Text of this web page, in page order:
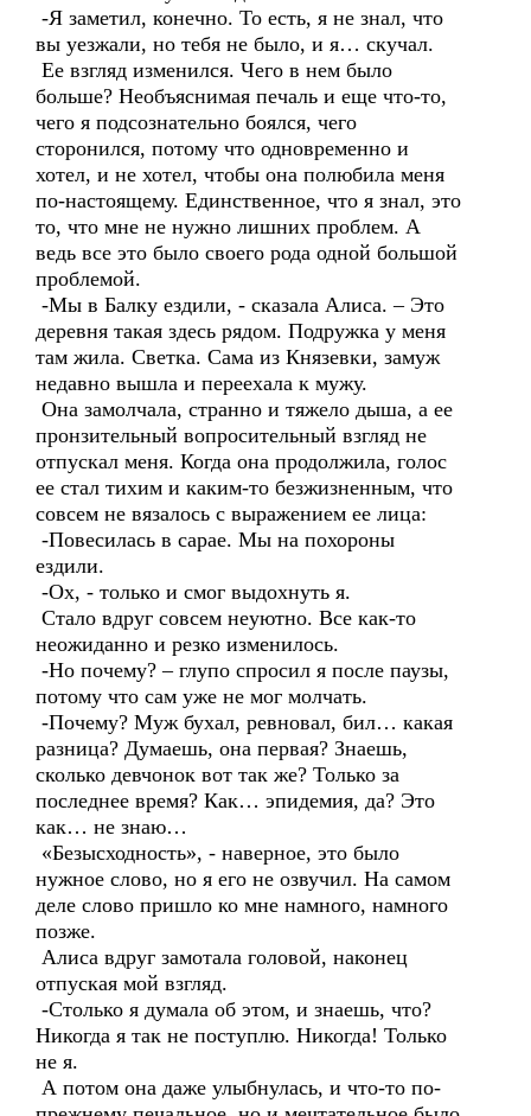
-Я заметил, конечно. То есть, я не знал, что
вы уезжали, но тебя не было, и я… скучал.
Ее взгляд изменился. Чего в нем было
больше? Необъяснимая печаль и еще что-то,
чего я подсознательно боялся, чего
сторонился, потому что одновременно и
хотел, и не хотел, чтобы она полюбила меня
по-настоящему. Единственное, что я знал, это
то, что мне не нужно лишних проблем. А
ведь все это было своего рода одной большой
проблемой.
-Мы в Балку ездили, - сказала Алиса. – Это
деревня такая здесь рядом. Подружка у меня
там жила. Светка. Сама из Князевки, замуж
недавно вышла и переехала к мужу.
Она замолчала, странно и тяжело дыша, а ее
пронзительный вопросительный взгляд не
отпускал меня. Когда она продолжила, голос
ее стал тихим и каким-то безжизненным, что
совсем не вязалось с выражением ее лица:
-Повесилась в сарае. Мы на похороны
ездили.
-Ох, - только и смог выдохнуть я.
Стало вдруг совсем неуютно. Все как-то
неожиданно и резко изменилось.
-Но почему? – глупо спросил я после паузы,
потому что сам уже не мог молчать.
-Почему? Муж бухал, ревновал, бил… какая
разница? Думаешь, она первая? Знаешь,
сколько девчонок вот так же? Только за
последнее время? Как… эпидемия, да? Это
как… не знаю…
«Безысходность», - наверное, это было
нужное слово, но я его не озвучил. На самом
деле слово пришло ко мне намного, намного
позже.
Алиса вдруг замотала головой, наконец
отпуская мой взгляд.
-Столько я думала об этом, и знаешь, что?
Никогда я так не поступлю. Никогда! Только
не я.
А потом она даже улыбнулась, и что-то по-